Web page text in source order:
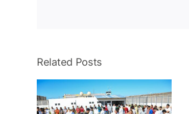
Related Posts